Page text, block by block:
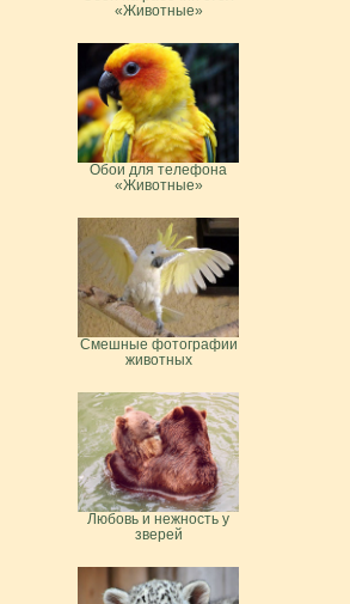
«Животные»
Обои для телефона
«Животные»
Смешные фотографии
животных
Любовь и нежность у
зверей